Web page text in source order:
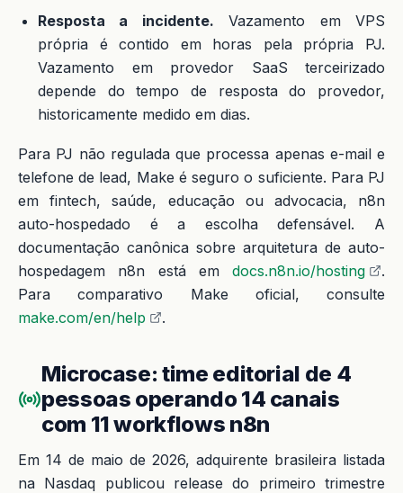
Resposta a incidente. Vazamento em VPS
própria é contido em horas pela própria PJ.
Vazamento em provedor SaaS terceirizado
depende do tempo de resposta do provedor,
historicamente medido em dias.
Para PJ não regulada que processa apenas e-mail e
telefone de lead, Make é seguro o suficiente. Para PJ
em fintech, saúde, educação ou advocacia, n8n
auto-hospedado é a escolha defensável. A
documentação canônica sobre arquitetura de auto-
hospedagem n8n está em docs.n8n.io/hosting
.
Para comparativo Make oficial, consulte
make.com/en/help
.
Microcase: time editorial de 4
pessoas operando 14 canais
com 11 workflows n8n
Em 14 de maio de 2026, adquirente brasileira listada
na Nasdaq publicou release do primeiro trimestre